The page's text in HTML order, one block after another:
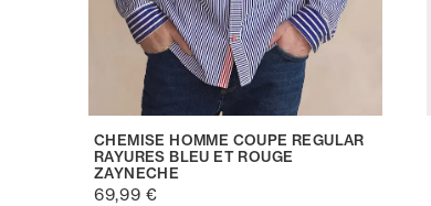
CHEMISE HOMME COUPE REGULAR
RAYURES BLEU ET ROUGE
ZAYNECHE
69,99 €